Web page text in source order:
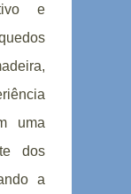
e
uma
dos
a